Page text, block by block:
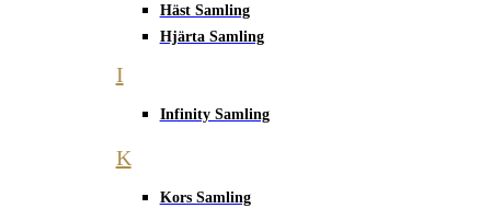
Häst Samling
Hjärta Samling
I
Infinity Samling
K
Kors Samling